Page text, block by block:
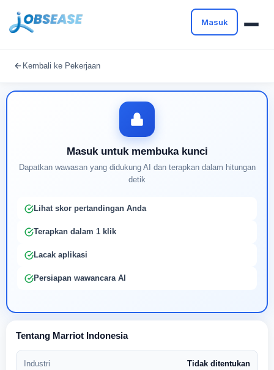
Masuk
Kembali ke Pekerjaan
Masuk untuk membuka kunci
Dapatkan wawasan yang didukung AI dan terapkan dalam hitungan
detik
Lihat skor pertandingan Anda
Terapkan dalam 1 klik
Lacak aplikasi
Persiapan wawancara AI
Tentang Marriot Indonesia
Industri Tidak ditentukan
Buat profil Anda untuk membuka kunci pencocokan